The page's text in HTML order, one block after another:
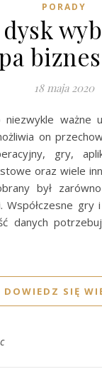
PORADY
dysk
18 maja 2020
on
gry,
oraz wiele
był
Współczesne gry
danych
DOWIEDZ SIĘ